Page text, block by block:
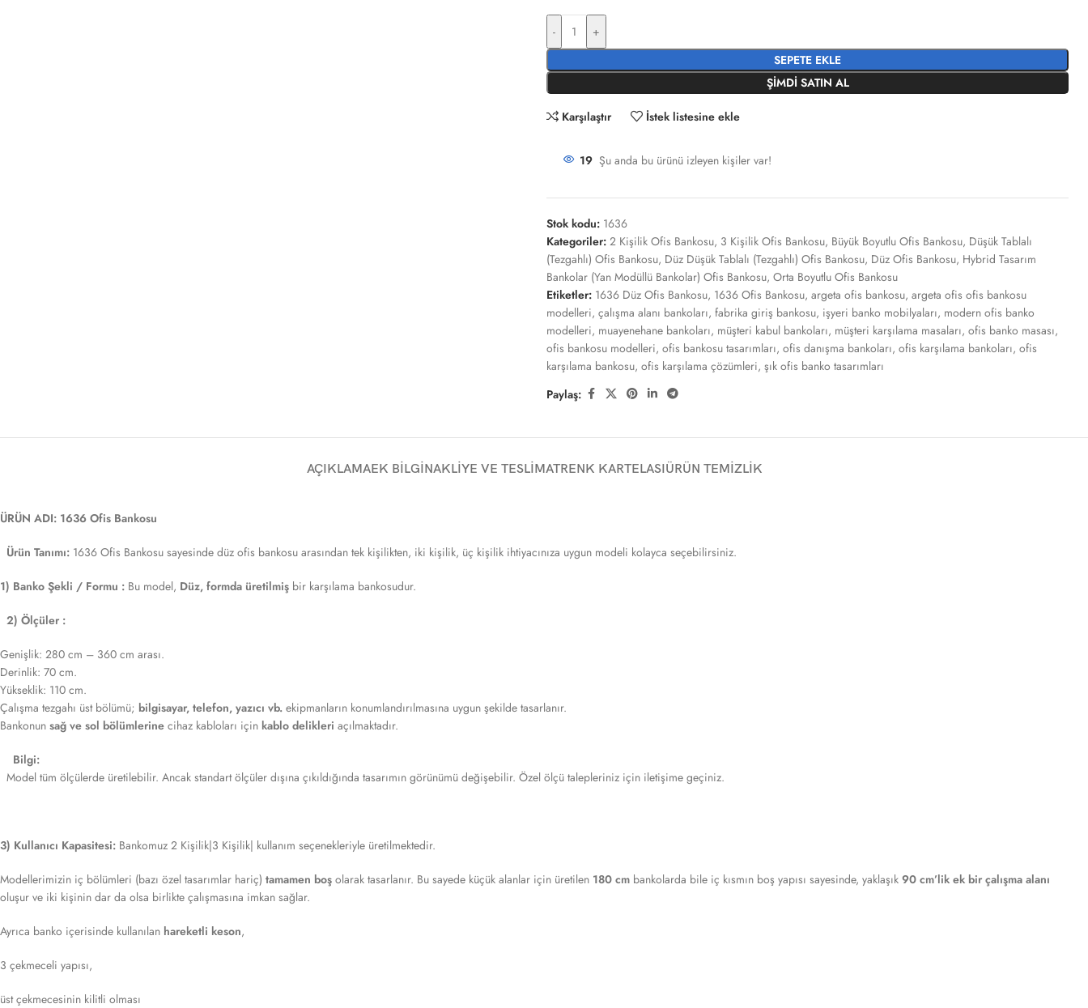
-
+
SEPETE EKLE
ŞIMDI SATIN AL
Karşılaştır İstek listesine ekle
19 Şu anda bu ürünü izleyen kişiler var!
Stok kodu: 1636
Kategoriler: 2 Kişilik Ofis Bankosu, 3 Kişilik Ofis Bankosu, Büyük Boyutlu Ofis Bankosu, Düşük Tablalı
(Tezgahlı) Ofis Bankosu, Düz Düşük Tablalı (Tezgahlı) Ofis Bankosu, Düz Ofis Bankosu, Hybrid Tasarım
Bankolar (Yan Modüllü Bankolar) Ofis Bankosu, Orta Boyutlu Ofis Bankosu
Etiketler: 1636 Düz Ofis Bankosu, 1636 Ofis Bankosu, argeta ofis bankosu, argeta ofis ofis bankosu
modelleri, çalışma alanı bankoları, fabrika giriş bankosu, işyeri banko mobilyaları, modern ofis banko
modelleri, muayenehane bankoları, müşteri kabul bankoları, müşteri karşılama masaları, ofis banko masası,
ofis bankosu modelleri, ofis bankosu tasarımları, ofis danışma bankoları, ofis karşılama bankoları, ofis
karşılama bankosu, ofis karşılama çözümleri, şık ofis banko tasarımları
Paylaş:
AÇIKLAMAEK BILGINAKLIYE VE TESLIMATRENK KARTELASIÜRÜN TEMİZLİK
ÜRÜN ADI: 1636 Ofis Bankosu
Ürün Tanımı: 1636 Ofis Bankosu sayesinde düz ofis bankosu arasından tek kişilikten, iki kişilik, üç kişilik ihtiyacınıza uygun modeli kolayca seçebilirsiniz.
1) Banko Şekli / Formu : Bu model, Düz, formda üretilmiş bir karşılama bankosudur.
2) Ölçüler :
Genişlik: 280 cm – 360 cm arası.
Derinlik: 70 cm.
Yükseklik: 110 cm.
Çalışma tezgahı üst bölümü; bilgisayar, telefon, yazıcı vb. ekipmanların konumlandırılmasına uygun şekilde tasarlanır.
Bankonun sağ ve sol bölümlerine cihaz kabloları için kablo delikleri açılmaktadır.
Bilgi:
Model tüm ölçülerde üretilebilir. Ancak standart ölçüler dışına çıkıldığında tasarımın görünümü değişebilir. Özel ölçü talepleriniz için iletişime geçiniz.
3) Kullanıcı Kapasitesi: Bankomuz 2 Kişilik|3 Kişilik| kullanım seçenekleriyle üretilmektedir.
Modellerimizin iç bölümleri (bazı özel tasarımlar hariç) tamamen boş olarak tasarlanır. Bu sayede küçük alanlar için üretilen 180 cm bankolarda bile iç kısmın boş yapısı sayesinde, yaklaşık 90 cm’lik ek bir çalışma alanı
oluşur ve iki kişinin dar da olsa birlikte çalışmasına imkan sağlar.
Ayrıca banko içerisinde kullanılan hareketli keson,
3 çekmeceli yapısı,
üst çekmecesinin kilitli olması